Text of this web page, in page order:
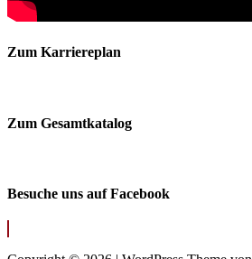
Zum Karriereplan
Zum Gesamtkatalog
Besuche uns auf Facebook